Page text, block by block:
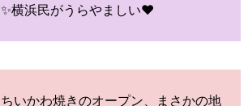
✨横浜民がうらやましい♥
ちいかわ焼きのオープン、まさかの地